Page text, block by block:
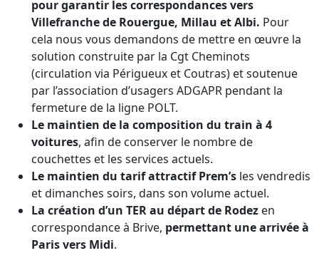
pour garantir les correspondances vers
Villefranche de Rouergue, Millau et Albi. Pour
cela nous vous demandons de mettre en œuvre la
solution construite par la Cgt Cheminots
(circulation via Périgueux et Coutras) et soutenue
par l’association d’usagers ADGAPR pendant la
fermeture de la ligne POLT.
Le maintien de la composition du train à 4
voitures, afin de conserver le nombre de
couchettes et les services actuels.
Le maintien du tarif attractif Prem’s les vendredis
et dimanches soirs, dans son volume actuel.
La création d’un TER au départ de Rodez en
correspondance à Brive, permettant une arrivée à
Paris vers Midi.